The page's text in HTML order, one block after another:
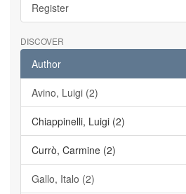
Register
DISCOVER
Author
Avino, Luigi (2)
Chiappinelli, Luigi (2)
Currò, Carmine (2)
Gallo, Italo (2)